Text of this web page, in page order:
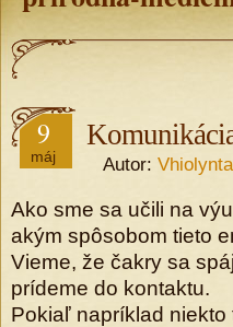
9
máj Autor: Vhiolynta
Ako sme sa učili na
akým spôsobom tieto
Vieme, že čakry sa
prídeme do kontaktu.
Pokiaľ napríklad